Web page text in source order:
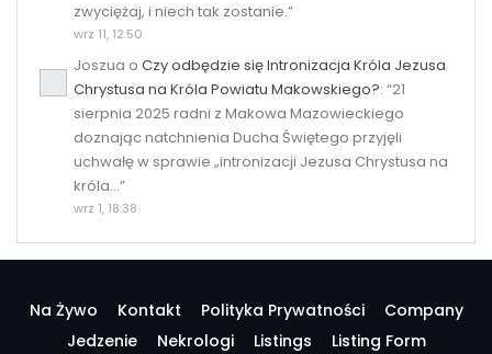
zwyciężaj, i niech tak zostanie.”
wrz 11, 12:50
Joszua o Czy odbędzie się Intronizacja Króla Jezusa
Chrystusa na Króla Powiatu Makowskiego?: “21
sierpnia 2025 radni z Makowa Mazowieckiego
doznając natchnienia Ducha Świętego przyjęli
uchwałę w sprawie „intronizacji Jezusa Chrystusa na
króla…”
wrz 1, 18:38
Na Żywo Kontakt Polityka Prywatności
Company
Jedzenie
Nekrologi Listings
Listing Form